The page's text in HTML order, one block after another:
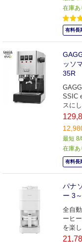
在庫あ
有料長
ッソ
35R
SSIC
スに
イプ。
最短
在庫あ
有料長
パナ
ー 3
全自
ーヒ
を楽